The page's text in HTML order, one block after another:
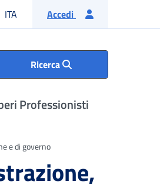
ITA Lingua italiana
Accedi
Ricerca
Professionisti
e di governo